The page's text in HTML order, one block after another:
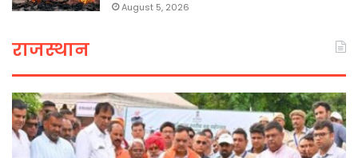
August 5, 2026
राजस्थान